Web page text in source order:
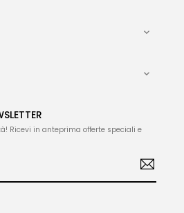


Ricevi in anteprima offerte speciali e